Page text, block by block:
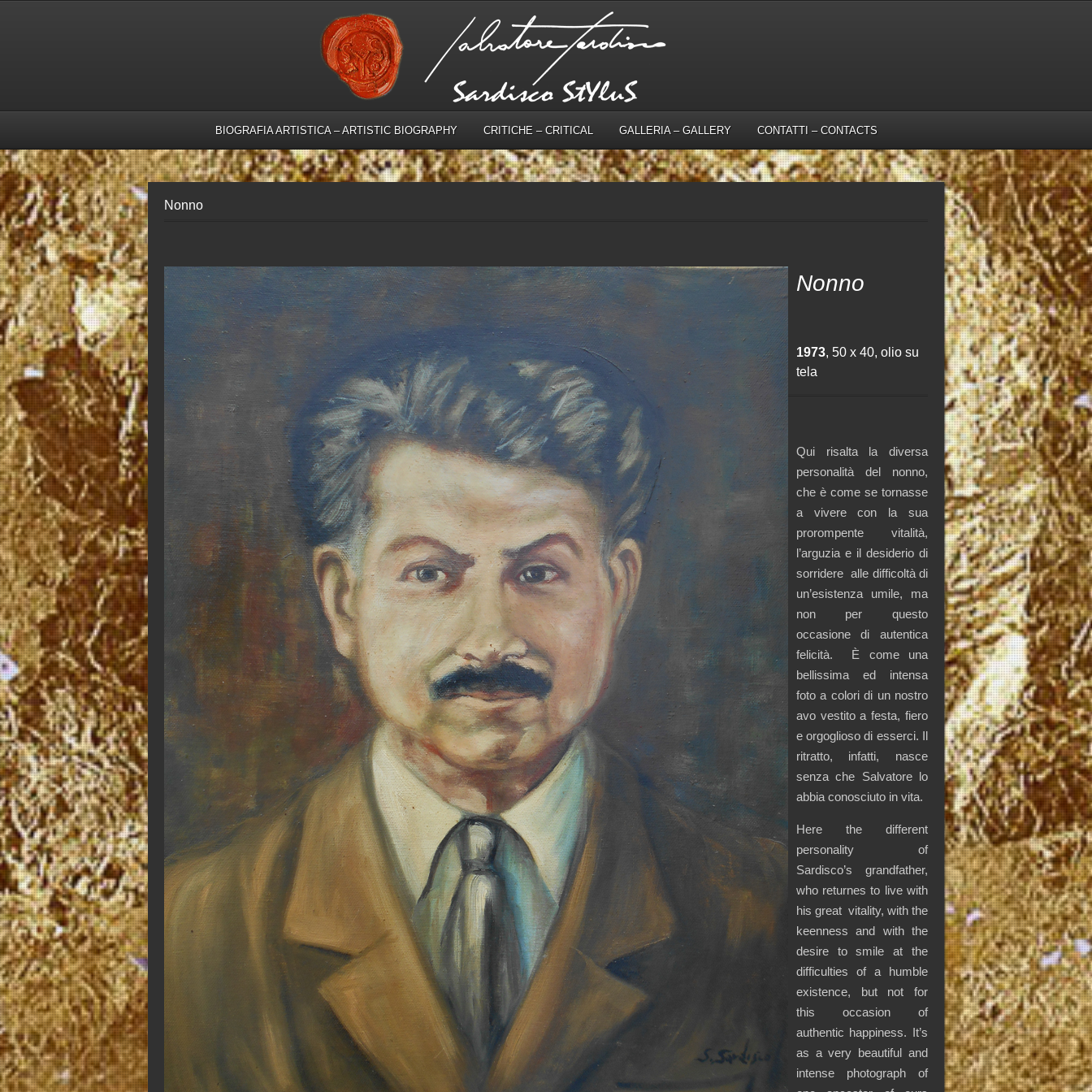
BIOGRAFIA ARTISTICA – ARTISTIC BIOGRAPHY CRITICHE – CRITICAL GALLERIA – GALLERY CONTATTI – CONTACTS
Nonno
Nonno
1973, 50 x 40, olio su
tela
Qui risalta la diversa
personalità del nonno,
che è come se tornasse
a vivere con la sua
prorompente vitalità,
l’arguzia e il desiderio di
sorridere alle difficoltà di
un’esistenza umile, ma
non per questo
occasione di autentica
felicità. È come una
bellissima ed intensa
foto a colori di un nostro
avo vestito a festa, fiero
e orgoglioso di esserci. Il
ritratto, infatti, nasce
senza che Salvatore lo
abbia conosciuto in vita.
Here the different
personality of
Sardisco’s grandfather,
who returnes to live with
his great vitality, with the
keenness and with the
desire to smile at the
difficulties of a humble
existence, but not for
this occasion of
authentic happiness. It’s
as a very beautiful and
intense photograph of